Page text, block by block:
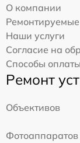
О компании
Наши услуги
Согласие на
Способы оплаты
Ремонт
Объективов
Фотоаппаратов